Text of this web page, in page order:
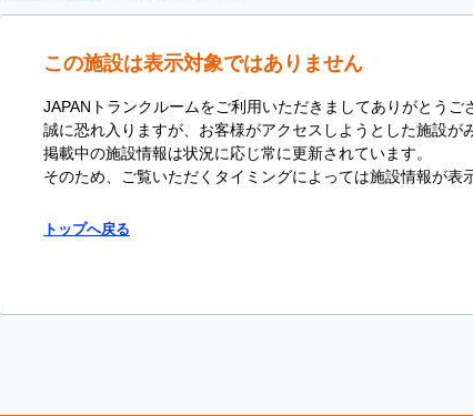
この施設は表示対象ではありません
JAPANトランクルームをご利用いただきましてありがとうご
誠に恐れ入りますが、お客様がアクセスしようとした施設が
掲載中の施設情報は状況に応じ常に更新されています。
そのため、ご覧いただくタイミングによっては施設情報が表
トップへ戻る